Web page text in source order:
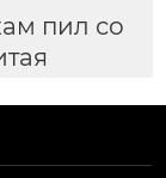
пил со